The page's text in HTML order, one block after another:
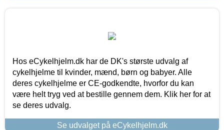
Hos eCykelhjelm.dk har de DK's største udvalg af
cykelhjelme til kvinder, mænd, børn og babyer. Alle
deres cykelhjelme er CE-godkendte, hvorfor du kan
være helt tryg ved at bestille gennem dem. Klik her for at
se deres udvalg.
Se udvalget på eCykelhjelm.dk